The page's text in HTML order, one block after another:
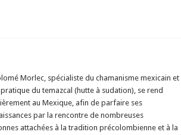
Morlec, spécialiste du chamanisme mexicain et
du temazcal (hutte à sudation), se rend
au Mexique, afin de parfaire ses
par la rencontre de nombreuses
attachées à la tradition précolombienne et à la